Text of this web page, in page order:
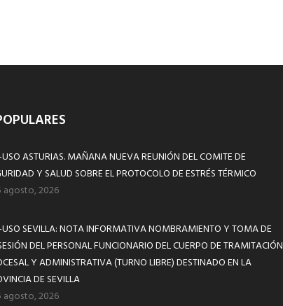
USO ASTURIAS. MAÑANA NUEVA REUNIÓN DEL COMITE DE
Y SALUD SOBRE EL PROTOCOLO DE ESTRÉS TÉRMICO
agosto, 2026
USO SEVILLA: NOTA INFORMATIVA NOMBRAMIENTO Y TOMA DE
DEL PERSONAL FUNCIONARIO DEL CUERPO DE TRAMITACIÓN
Y ADMINISTRATIVA (TURNO LIBRE) DESTINADO EN LA
DE SEVILLA
agosto, 2026